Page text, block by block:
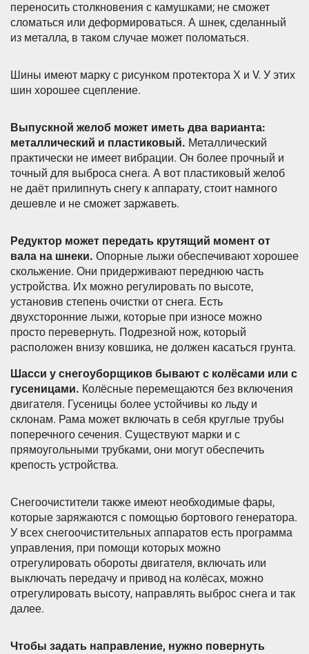
переносить столкновения с камушками; не сможет
сломаться или деформироваться. А шнек, сделанный
из металла, в таком случае может поломаться.
Шины имеют марку с рисунком протектора Х и V. У этих
шин хорошее сцепление.
Выпускной желоб может иметь два варианта:
металлический и пластиковый. Металлический
практически не имеет вибрации. Он более прочный и
точный для выброса снега. А вот пластиковый желоб
не даёт прилипнуть снегу к аппарату, стоит намного
дешевле и не сможет заржаветь.
Редуктор может передать крутящий момент от
вала на шнеки. Опорные лыжи обеспечивают хорошее
скольжение. Они придерживают переднюю часть
устройства. Их можно регулировать по высоте,
установив степень очистки от снега. Есть
двухсторонние лыжи, которые при износе можно
просто перевернуть. Подрезной нож, который
расположен внизу ковшика, не должен касаться грунта.
Шасси у снегоуборщиков бывают с колёсами или с
гусеницами. Колёсные перемещаются без включения
двигателя. Гусеницы более устойчивы ко льду и
склонам. Рама может включать в себя круглые трубы
поперечного сечения. Существуют марки и с
прямоугольными трубками, они могут обеспечить
крепость устройства.
Снегоочистители также имеют необходимые фары,
которые заряжаются с помощью бортового генератора.
У всех снегоочистительных аппаратов есть программа
управления, при помощи которых можно
отрегулировать обороты двигателя, включать или
выключать передачу и привод на колёсах, можно
отрегулировать высоту, направлять выброс снега и так
далее.
Чтобы задать направление, нужно повернуть